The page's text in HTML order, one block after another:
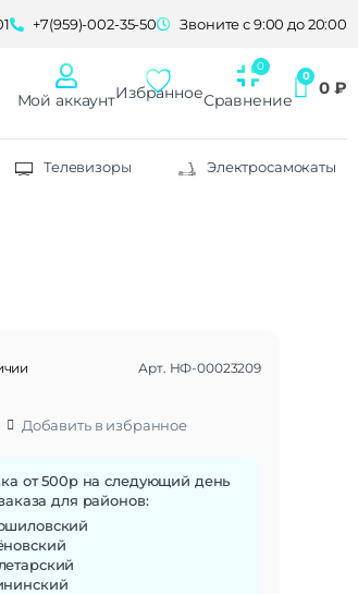
+7(959)-002-35-50 Звоните с 9:00 до 20:00
Мой аккаунтИзбранноеСравнение
0 ₽
Телевизоры Электросамокаты
Арт. НФ-00023209
Добавить в избранное
от 500р на следующий день
для районов: